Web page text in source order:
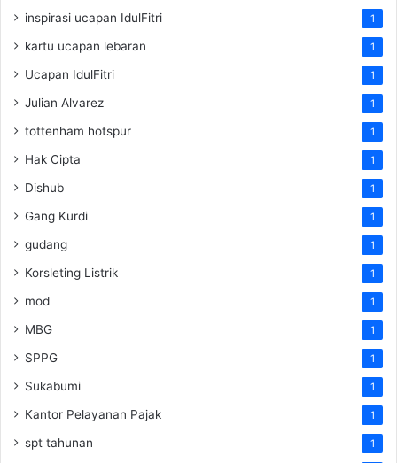
inspirasi ucapan IdulFitri 1
kartu ucapan lebaran 1
Ucapan IdulFitri 1
Julian Alvarez 1
tottenham hotspur 1
Hak Cipta 1
Dishub 1
Gang Kurdi 1
gudang 1
Korsleting Listrik 1
mod 1
MBG 1
SPPG 1
Sukabumi 1
Kantor Pelayanan Pajak 1
spt tahunan 1